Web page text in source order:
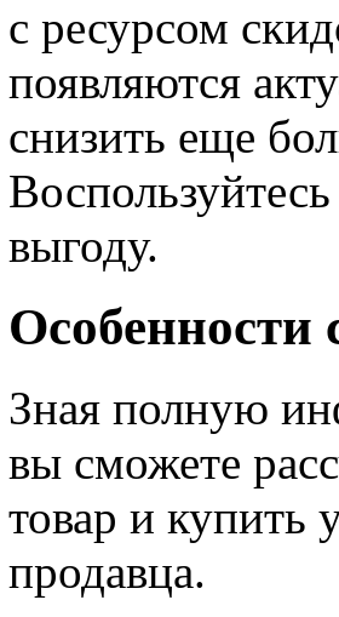
с ресурсом
появляются
снизить еще
выгоду.
Зная полную
вы сможете
товар и купить
продавца.